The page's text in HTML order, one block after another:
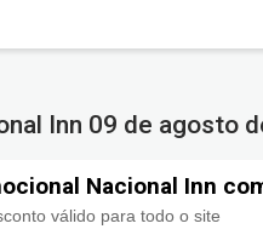
Inn 09 de agosto
Nacional Inn
válido para todo o site